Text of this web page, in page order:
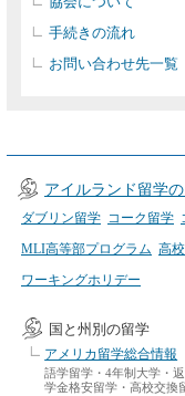
手続きの流れ
お問い合わせ先一覧
アイルランド留学
ダブリン留学 コーク留学
MLI高等部プログラム 高
ワーキングホリデー
国と州別の留学
アメリカ留学総合情報
語学留学・4年制大学・
学金格安留学・高校交換